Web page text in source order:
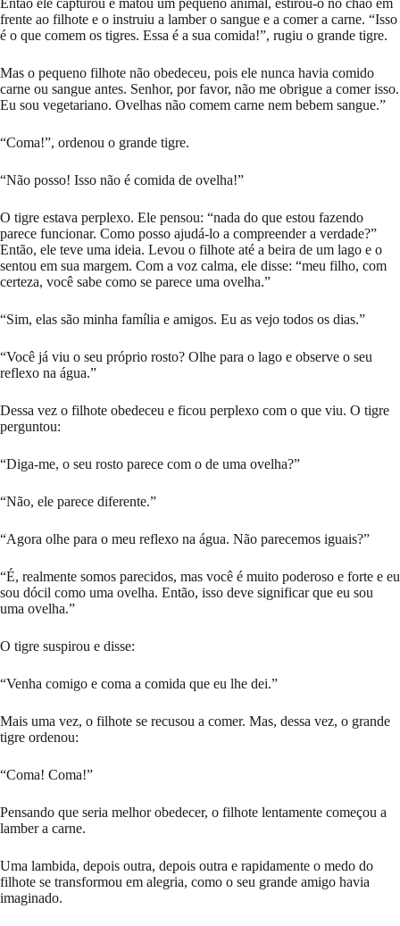
frente ao filhote e o instruiu a lamber o sangue e a comer a carne. “Isso
é o que comem os tigres. Essa é a sua comida!”, rugiu o grande tigre.
Mas o pequeno filhote não obedeceu, pois ele nunca havia comido
carne ou sangue antes. Senhor, por favor, não me obrigue a comer isso.
Eu sou vegetariano. Ovelhas não comem carne nem bebem sangue.”
“Coma!”, ordenou o grande tigre.
“Não posso! Isso não é comida de ovelha!”
O tigre estava perplexo. Ele pensou: “nada do que estou fazendo
parece funcionar. Como posso ajudá-lo a compreender a verdade?”
Então, ele teve uma ideia. Levou o filhote até a beira de um lago e o
sentou em sua margem. Com a voz calma, ele disse: “meu filho, com
certeza, você sabe como se parece uma ovelha.”
“Sim, elas são minha família e amigos. Eu as vejo todos os dias.”
“Você já viu o seu próprio rosto? Olhe para o lago e observe o seu
reflexo na água.”
Dessa vez o filhote obedeceu e ficou perplexo com o que viu. O tigre
perguntou:
“Diga-me, o seu rosto parece com o de uma ovelha?”
“Não, ele parece diferente.”
“Agora olhe para o meu reflexo na água. Não parecemos iguais?”
“É, realmente somos parecidos, mas você é muito poderoso e forte e eu
sou dócil como uma ovelha. Então, isso deve significar que eu sou
uma ovelha.”
O tigre suspirou e disse:
“Venha comigo e coma a comida que eu lhe dei.”
Mais uma vez, o filhote se recusou a comer. Mas, dessa vez, o grande
tigre ordenou:
“Coma! Coma!”
Pensando que seria melhor obedecer, o filhote lentamente começou a
lamber a carne.
Uma lambida, depois outra, depois outra e rapidamente o medo do
filhote se transformou em alegria, como o seu grande amigo havia
imaginado.